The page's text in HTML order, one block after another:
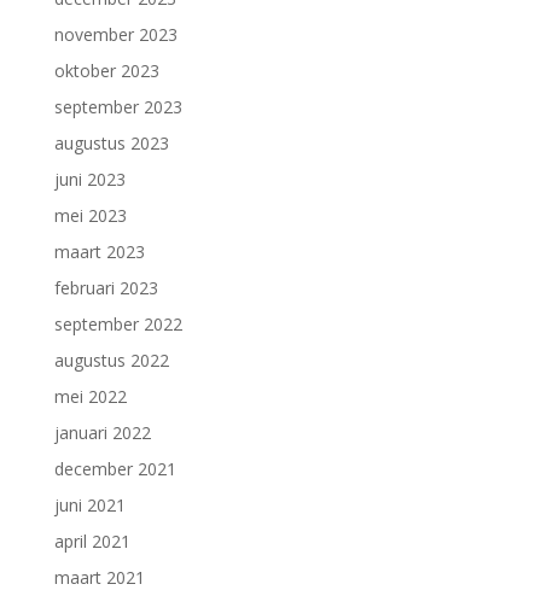
november 2023
oktober 2023
september 2023
augustus 2023
juni 2023
mei 2023
maart 2023
februari 2023
september 2022
augustus 2022
mei 2022
januari 2022
december 2021
juni 2021
april 2021
maart 2021